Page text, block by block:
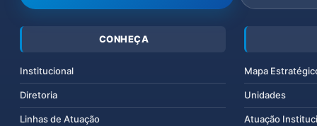
CONHEÇA
Institucional
Diretoria
Linhas de Atuação
Mapa
Unidades
Atuação